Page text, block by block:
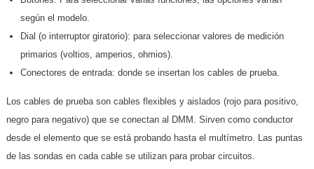
según el modelo.
Dial (o interruptor giratorio): para seleccionar valores de medición
primarios (voltios, amperios, ohmios).
Conectores de entrada: donde se insertan los cables de prueba.
Los cables de prueba son cables flexibles y aislados (rojo para positivo,
negro para negativo) que se conectan al DMM. Sirven como conductor
desde el elemento que se está probando hasta el multímetro. Las puntas
de las sondas en cada cable se utilizan para probar circuitos.